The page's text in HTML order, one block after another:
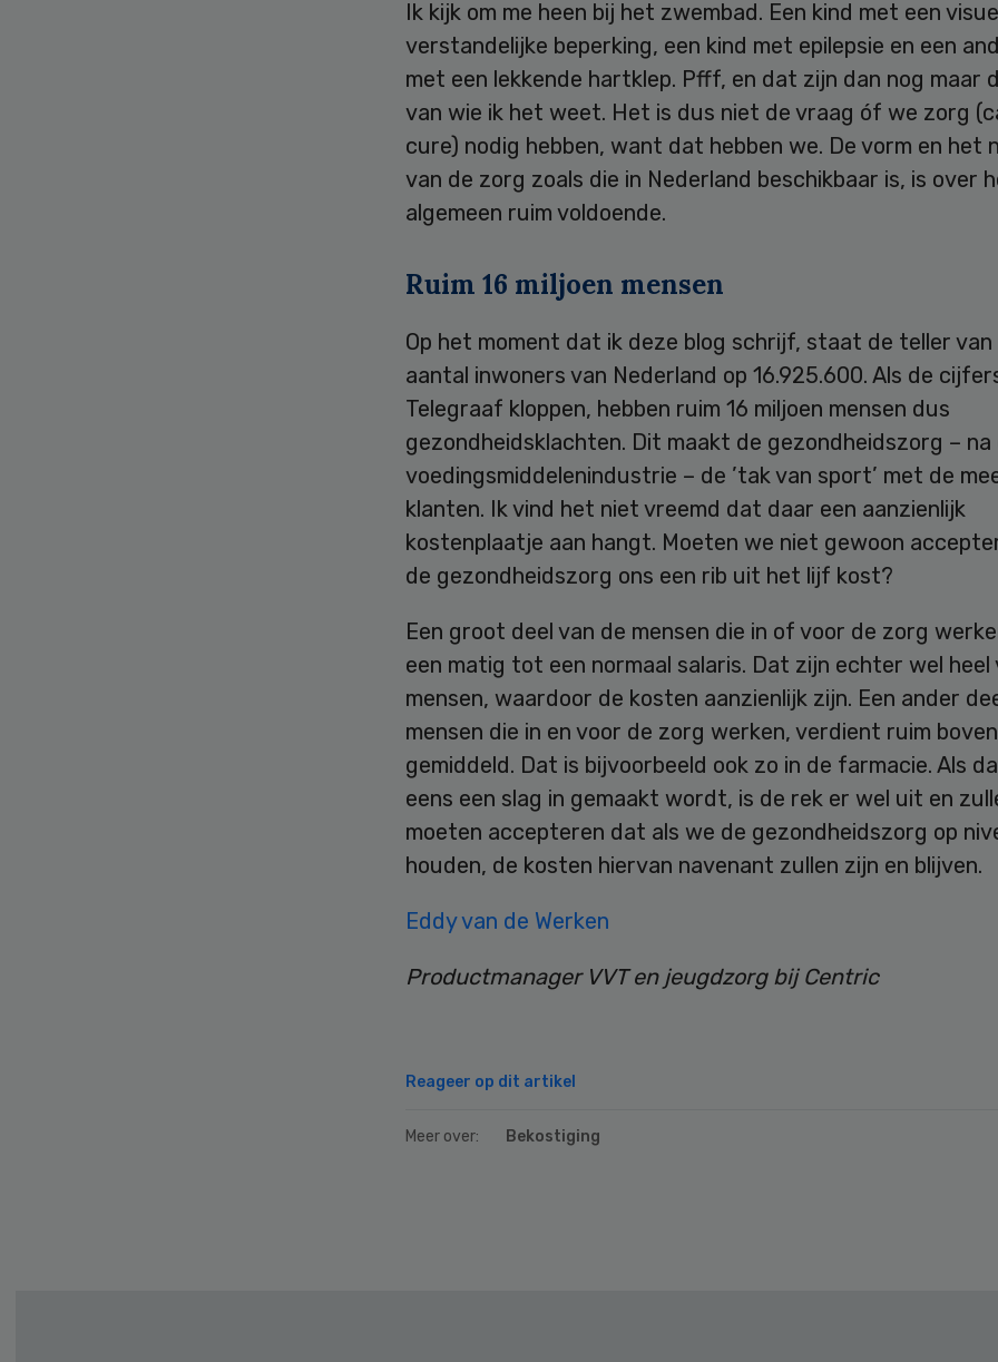
Ik kijk om me heen bij het zwembad. Een kind met een
verstandelijke beperking, een kind met epilepsie en een
met een lekkende hartklep. Pfff, en dat zijn dan nog maar
van wie ik het weet. Het is dus niet de vraag óf we zorg
cure) nodig hebben, want dat hebben we. De vorm en het
van de zorg zoals die in Nederland beschikbaar is, is over
algemeen ruim voldoende.
Ruim 16 miljoen mensen
Op het moment dat ik deze blog schrijf, staat de teller
aantal inwoners van Nederland op 16.925.600. Als de
Telegraaf kloppen, hebben ruim 16 miljoen mensen dus
gezondheidsklachten. Dit maakt de gezondheidszorg – na
voedingsmiddelenindustrie – de ’tak van sport’ met de
klanten. Ik vind het niet vreemd dat daar een aanzienlijk
kostenplaatje aan hangt. Moeten we niet gewoon
de gezondheidszorg ons een rib uit het lijf kost?
Een groot deel van de mensen die in of voor de zorg
een matig tot een normaal salaris. Dat zijn echter wel heel
mensen, waardoor de kosten aanzienlijk zijn. Een ander
mensen die in en voor de zorg werken, verdient ruim boven
gemiddeld. Dat is bijvoorbeeld ook zo in de farmacie. Als
eens een slag in gemaakt wordt, is de rek er wel uit en
moeten accepteren dat als we de gezondheidszorg op
houden, de kosten hiervan navenant zullen zijn en blijven.
Eddy van de Werken
Productmanager VVT en jeugdzorg bij Centric
Reageer op dit artikel
Meer over: Bekostiging